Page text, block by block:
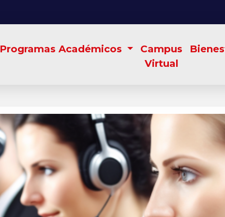
Programas Académicos
Campus
Virtual